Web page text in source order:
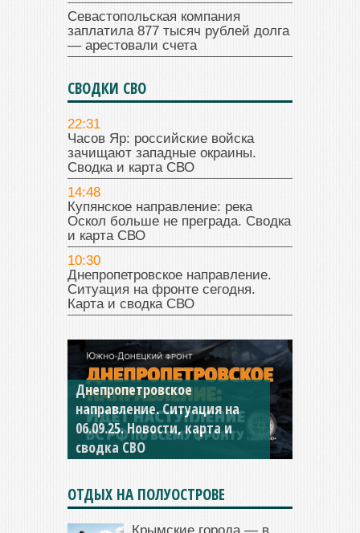
Севастопольская компания
заплатила 877 тысяч рублей долга
— арестовали счета
СВОДКИ СВО
22:31
Часов Яр: российские войска
зачищают западные окраины.
Сводка и карта СВО
14:48
Купянское направление: река
Оскол больше не преграда. Сводка
и карта СВО
10:30
Днепропетровское направление.
Ситуация на фронте сегодня.
Карта и сводка СВО
Константиновское
направление. Ситуация на
04.09.25 Новости, карта и
сводка СВО
ОТДЫХ НА ПОЛУОСТРОВЕ